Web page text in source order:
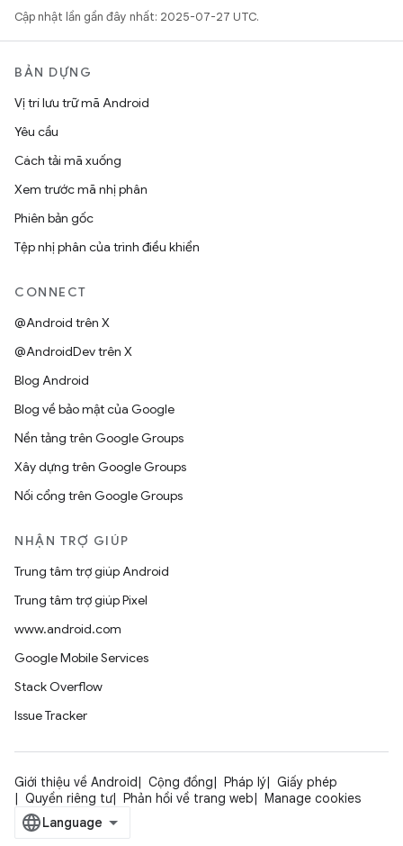
Cập nhật lần gần đây nhất: 2025-07-27 UTC.
BẢN DỰNG
Vị trí lưu trữ mã Android
Yêu cầu
Cách tải mã xuống
Xem trước mã nhị phân
Phiên bản gốc
Tệp nhị phân của trình điều khiển
CONNECT
@Android trên X
@AndroidDev trên X
Blog Android
Blog về bảo mật của Google
Nền tảng trên Google Groups
Xây dựng trên Google Groups
Nối cổng trên Google Groups
NHẬN TRỢ GIÚP
Trung tâm trợ giúp Android
Trung tâm trợ giúp Pixel
www.android.com
Google Mobile Services
Stack Overflow
Issue Tracker
Giới thiệu về Android Cộng đồng Pháp lý
Giấy phép
Quyền riêng tư
Phản hồi về trang web Manage cookies